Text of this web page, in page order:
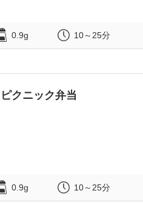
0.9g 10～25分
ピクニック弁当
0.9g 10～25分